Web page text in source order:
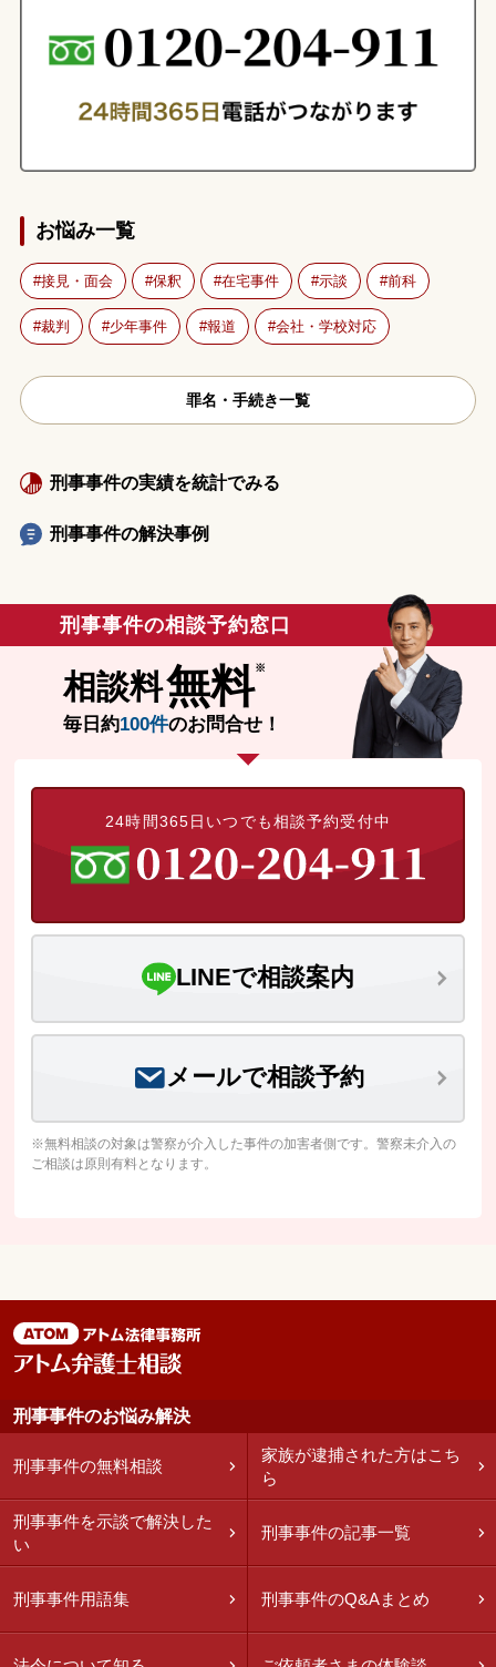
お悩み一覧
接見・面会 保釈 在宅事件 示談 前科
裁判 少年事件 報道 会社・学校対応
罪名・手続き一覧
刑事事件の実績を統計でみる
刑事事件の解決事例
刑事事件の相談予約窓口
相談料無料
毎日約100件のお問合せ！
24時間365日いつでも相談予約受付中
LINEで相談案内
メールで相談予約
※無料相談の対象は警察が介入した事件の加害者側です。警察未介入の
ご相談は原則有料となります。
刑事事件のお悩み解決
刑事事件の無料相談
家族が逮捕された方はこち
ら
刑事事件を示談で解決した
い
刑事事件の記事一覧
刑事事件用語集 刑事事件のQ&Aまとめ